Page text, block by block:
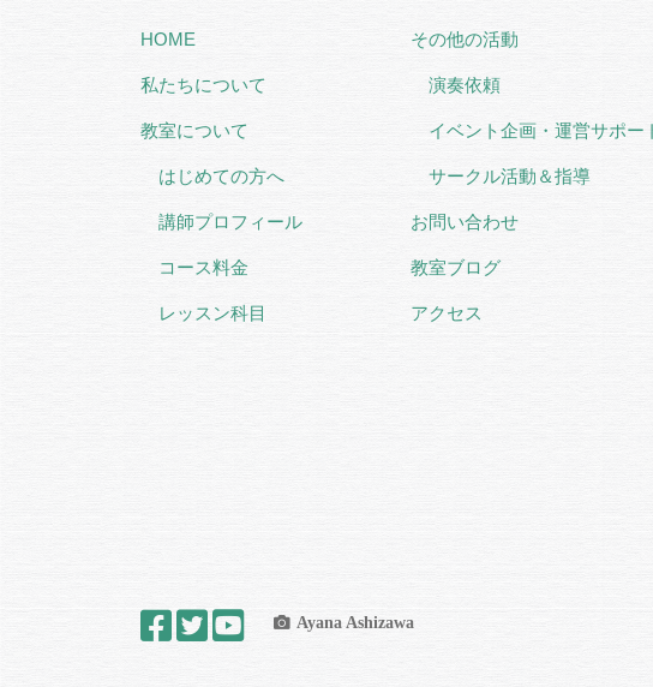
HOME
私たちについて
教室について
はじめての方へ
講師プロフィール
コース料金
レッスン科目
その他の活動
演奏依頼
イベント企画・運営サポー
サークル活動＆指導
お問い合わせ
教室ブログ
アクセス
Ayana Ashizawa